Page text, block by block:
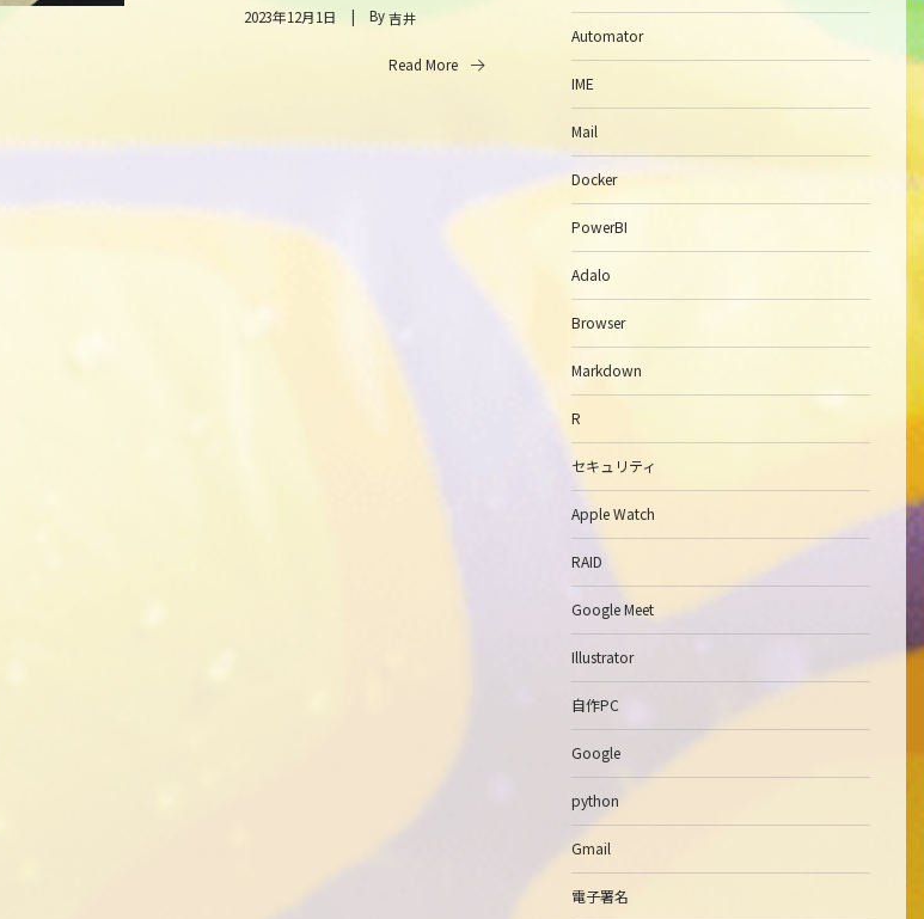
2023年12月1日 By吉井
Read More
Automator
IME
Mail
Docker
PowerBI
Adalo
Browser
Markdown
R
セキュリティ
Apple Watch
RAID
Google Meet
Illustrator
自作PC
Google
python
Gmail
電子署名